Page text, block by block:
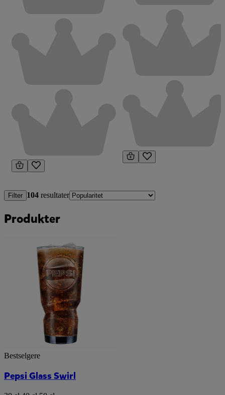
Filter 104 resultater
Produkter
Bestselgere
Pepsi Glass Swirl